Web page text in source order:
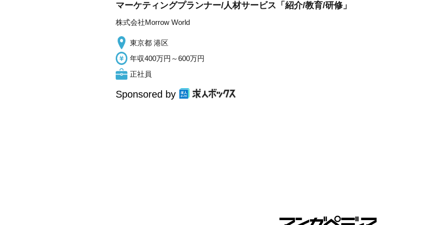
マーケティングプランナー/人材サービス「紹介/教育/研修」
株式会社Morrow World
東京都 港区
年収400万円～600万円
正社員
Sponsored by